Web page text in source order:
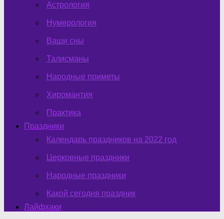
Астрология
Нумерология
Ваши сны
Талисманы
Народные приметы
Хиромантия
Практика
Праздники
Календарь праздников на 2022 год
Церковные праздники
Народные праздники
Какой сегодня праздник
Лайфхаки